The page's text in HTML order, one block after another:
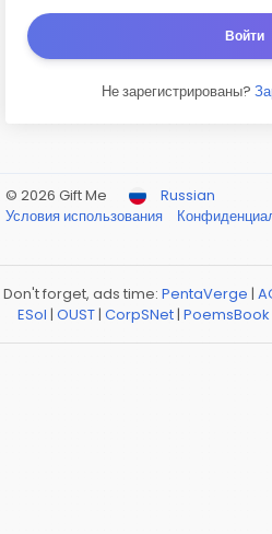
Войти
Не зарегистрированы?
© 2026 Gift Me
Russian
Условия использования
Don't forget, ads time: PentaVerge |
ESol | OUST| CorpSNet| PoemsBook